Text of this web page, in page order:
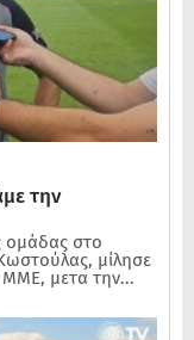
την
ομάδας στο
μίλησε
ΜΜΕ, μετα την...